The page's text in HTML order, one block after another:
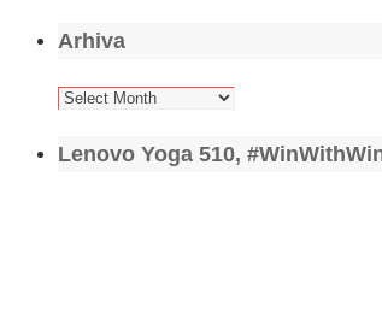
Arhiva
Arhiva
Lenovo Yoga 510,